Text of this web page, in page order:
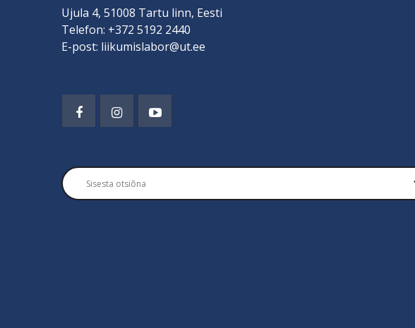
Ujula 4, 51008 Tartu linn, Eesti
Telefon: +372 5192 2440
E-post: liikumislabor@ut.ee